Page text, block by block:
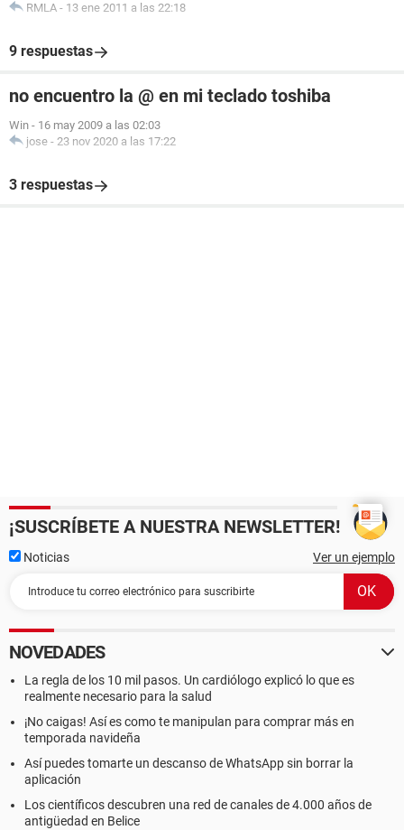
RMLA - 13 ene 2011 a las 22:18
9 respuestas
no encuentro la @ en mi teclado toshiba
Win - 16 may 2009 a las 02:03
jose - 23 nov 2020 a las 17:22
3 respuestas
¡SUSCRÍBETE A NUESTRA NEWSLETTER!
Noticias Ver un ejemplo
NOVEDADES
La regla de los 10 mil pasos. Un cardiólogo explicó lo que es
realmente necesario para la salud
¡No caigas! Así es como te manipulan para comprar más en
temporada navideña
Así puedes tomarte un descanso de WhatsApp sin borrar la
aplicación
Los científicos descubren una red de canales de 4.000 años de
antigüedad en Belice